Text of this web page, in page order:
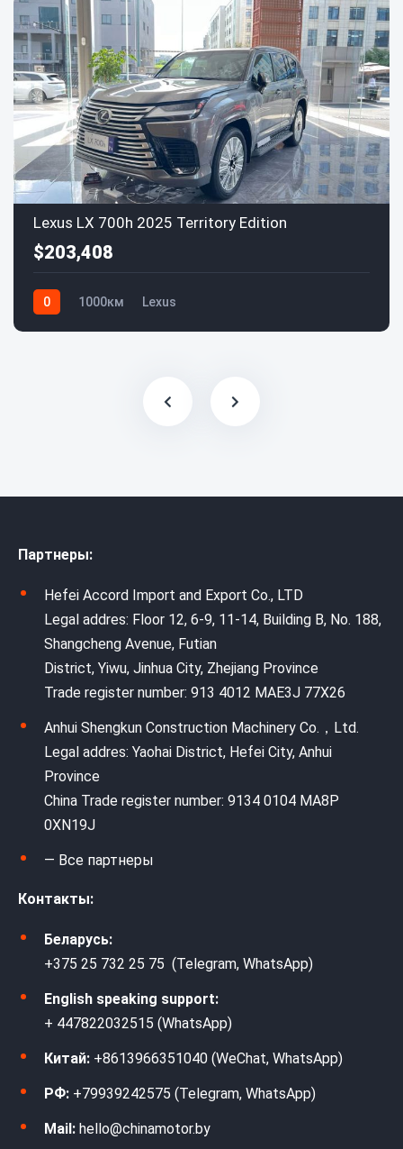
Lexus LX 700h 2025 Territory Edition
$203,408
0 1000км Lexus
Партнеры:
Hefei Accord Import and Export Co., LTD
Legal addres: Floor 12, 6-9, 11-14, Building B, No. 188,
Shangcheng Avenue, Futian
District, Yiwu, Jinhua City, Zhejiang Province
Trade register number: 913 4012 MAE3J 77X26
Anhui Shengkun Construction Machinery Co.，Ltd.
Legal addres: Yaohai District, Hefei City, Anhui
Province
China Trade register number: 9134 0104 MA8P
0XN19J
— Все партнеры
Контакты:
Беларусь:
+375 25 732 25 75 (Telegram, WhatsApp)
English speaking support:
+ 447822032515 (WhatsApp)
Китай: +8613966351040 (WeChat, WhatsApp)
РФ: +79939242575 (Telegram, WhatsApp)
Mail: hello@chinamotor.by